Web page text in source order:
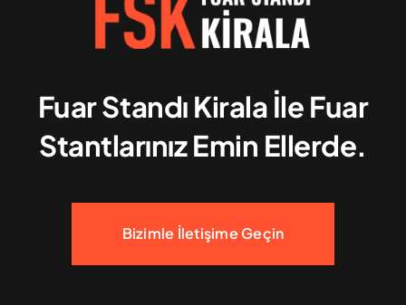
Fuar Standı Kirala İle Fuar
Stantlarınız Emin Ellerde.
Bizimle İletişime Geçin